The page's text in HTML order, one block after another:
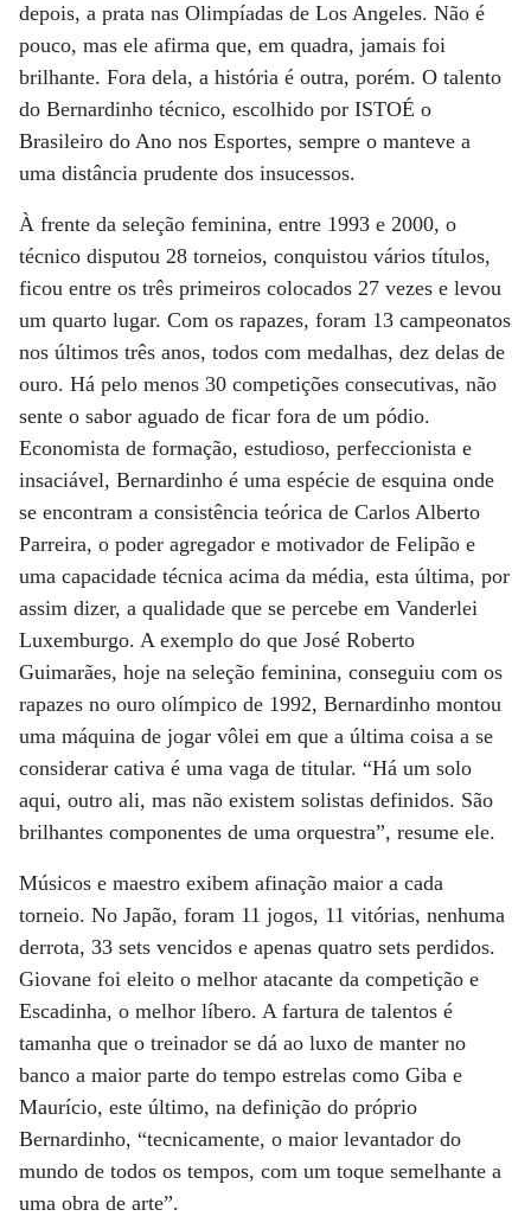
depois, a prata nas Olimpíadas de Los Angeles. Não é
pouco, mas ele afirma que, em quadra, jamais foi
brilhante. Fora dela, a história é outra, porém. O talento
do Bernardinho técnico, escolhido por ISTOÉ o
Brasileiro do Ano nos Esportes, sempre o manteve a
uma distância prudente dos insucessos.
À frente da seleção feminina, entre 1993 e 2000, o
técnico disputou 28 torneios, conquistou vários títulos,
ficou entre os três primeiros colocados 27 vezes e levou
um quarto lugar. Com os rapazes, foram 13 campeonatos
nos últimos três anos, todos com medalhas, dez delas de
ouro. Há pelo menos 30 competições consecutivas, não
sente o sabor aguado de ficar fora de um pódio.
Economista de formação, estudioso, perfeccionista e
insaciável, Bernardinho é uma espécie de esquina onde
se encontram a consistência teórica de Carlos Alberto
Parreira, o poder agregador e motivador de Felipão e
uma capacidade técnica acima da média, esta última, por
assim dizer, a qualidade que se percebe em Vanderlei
Luxemburgo. A exemplo do que José Roberto
Guimarães, hoje na seleção feminina, conseguiu com os
rapazes no ouro olímpico de 1992, Bernardinho montou
uma máquina de jogar vôlei em que a última coisa a se
considerar cativa é uma vaga de titular. “Há um solo
aqui, outro ali, mas não existem solistas definidos. São
brilhantes componentes de uma orquestra”, resume ele.
Músicos e maestro exibem afinação maior a cada
torneio. No Japão, foram 11 jogos, 11 vitórias, nenhuma
derrota, 33 sets vencidos e apenas quatro sets perdidos.
Giovane foi eleito o melhor atacante da competição e
Escadinha, o melhor líbero. A fartura de talentos é
tamanha que o treinador se dá ao luxo de manter no
banco a maior parte do tempo estrelas como Giba e
Maurício, este último, na definição do próprio
Bernardinho, “tecnicamente, o maior levantador do
mundo de todos os tempos, com um toque semelhante a
uma obra de arte”.